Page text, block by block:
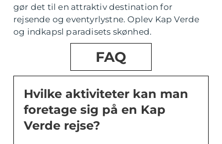
gør det til en attraktiv destination for
rejsende og eventyrlystne. Oplev Kap Verde
og indkapsl paradisets skønhed.
FAQ
Hvilke aktiviteter kan man
foretage sig på en Kap
Verde rejse?